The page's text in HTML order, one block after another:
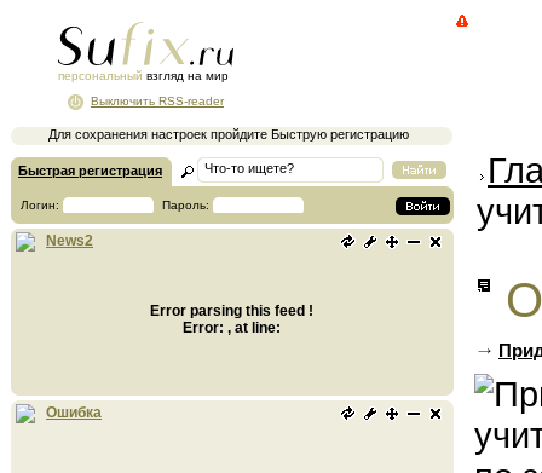
персональный взгляд на мир
Для сохранения настроек пройдите Быструю регистрацию
Выключить RSS-reader
Быстрая регистрация
Логин: Пароль:
News2
Error parsing this feed !
Error: , at line:
Ошибка